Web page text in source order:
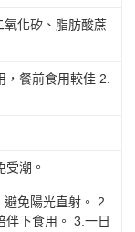
化矽、脂肪酸蔗
，餐前食用較佳 2.
潮。
免陽光直射。 2.
伴下食用。 3.一日